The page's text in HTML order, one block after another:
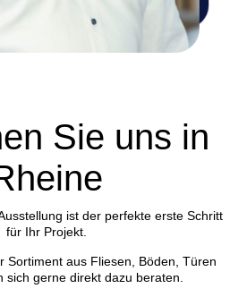
Sie uns in
ist der perfekte erste Schritt
für Ihr Projekt.
Sortiment aus Fliesen, Böden, Türen
sich gerne direkt dazu beraten.